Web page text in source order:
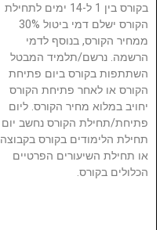
בקורס בין 1 ל-14 ימים לתחילת
הקורס ישלם דמי ביטול 30%
ממחיר הקורס, בנוסף לדמי
הרשמה. נרשם/תלמיד המבטל
השתתפות בקורס ביום פתיחת
הקורס או לאחר פתיחת הקורס
יחויב במלוא מחיר הקורס. ליום
פתיחת/תחילת הקורס נחשב יום
תחילת הלימודים בקורס בקבוצה
או תחילת השיעורים הפרטיים
הכלולים בקורס.